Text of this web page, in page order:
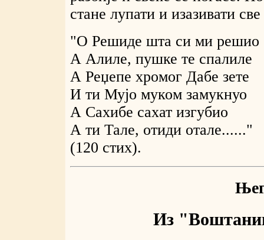
стане лупати и изазивати
"О Решиде шта си ми решио
А Алиле, пушке те спалиле
А Реџепе хромог Дабе зете
И ти Мујо муком замукнуо
А Сахибе сахат изгубио
А ти Тале, отиди отале......"
(120 стих).
Из